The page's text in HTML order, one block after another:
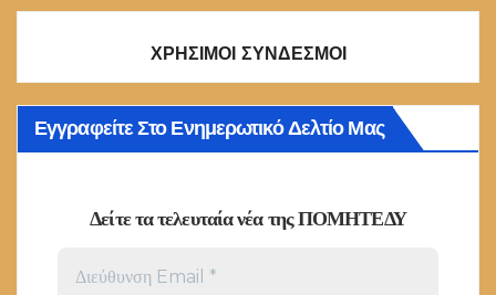
ΧΡΗΣΙΜΟΙ ΣΥΝΔΕΣΜΟΙ
Εγγραφείτε Στο Ενημερωτικό Δελτίο Μας
Δείτε τα τελευταία νέα της ΠΟΜΗΤΕΔΥ